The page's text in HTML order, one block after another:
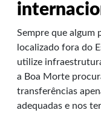
Sempre que algum
localizado fora do
utilize
a Boa Morte
transferências
adequadas e nos